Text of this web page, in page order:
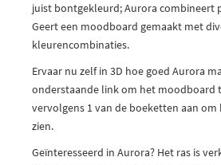
juist bontgekleurd; Aurora combineert
Geert een moodboard gemaakt met
kleurencombinaties.
Ervaar nu zelf in 3D hoe goed Aurora
onderstaande link om het moodboard
vervolgens 1 van de boeketten aan
zien.
Geïnteresseerd in Aurora? Het ras is